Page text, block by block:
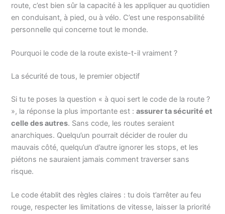
route, c’est bien sûr la capacité à les appliquer au quotidien
en conduisant, à pied, ou à vélo. C’est une responsabilité
personnelle qui concerne tout le monde.
Pourquoi le code de la route existe-t-il vraiment ?
La sécurité de tous, le premier objectif
Si tu te poses la question « à quoi sert le code de la route ?
», la réponse la plus importante est :assurer ta sécurité et
celle des autres. Sans code, les routes seraient
anarchiques. Quelqu’un pourrait décider de rouler du
mauvais côté, quelqu’un d’autre ignorer les stops, et les
piétons ne sauraient jamais comment traverser sans
risque.
Le code établit des règles claires : tu dois t’arrêter au feu
rouge, respecter les limitations de vitesse, laisser la priorité